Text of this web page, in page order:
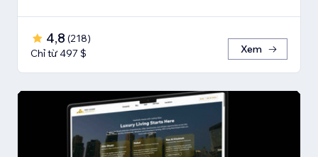
4,8 (218)
Chỉ từ 497 $
Xem